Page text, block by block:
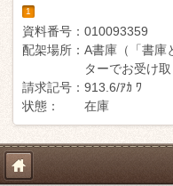
1
資料番号： 010093359
配架場所： A書庫（「書庫
ターでお受け取
請求記号： 913.6/ｱｶ ﾜ
状態：
在庫